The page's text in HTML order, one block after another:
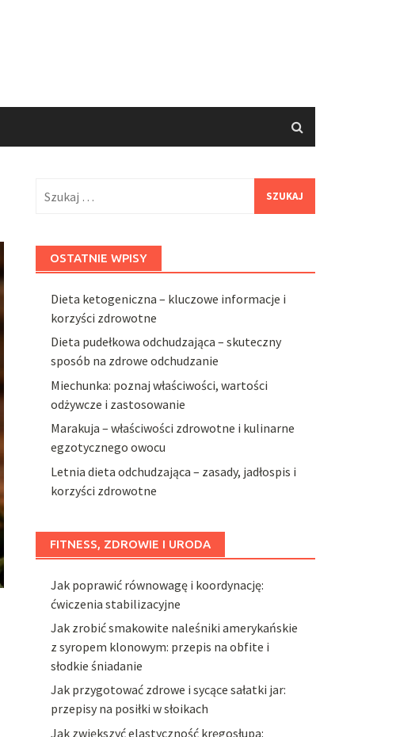
OSTATNIE WPISY
Dieta ketogeniczna – kluczowe informacje i
korzyści zdrowotne
Dieta pudełkowa odchudzająca – skuteczny
sposób na zdrowe odchudzanie
Miechunka: poznaj właściwości, wartości
odżywcze i zastosowanie
Marakuja – właściwości zdrowotne i kulinarne
egzotycznego owocu
Letnia dieta odchudzająca – zasady, jadłospis i
korzyści zdrowotne
FITNESS, ZDROWIE I URODA
Jak poprawić równowagę i koordynację:
ćwiczenia stabilizacyjne
Jak zrobić smakowite naleśniki amerykańskie
z syropem klonowym: przepis na obfite i
słodkie śniadanie
Jak przygotować zdrowe i sycące sałatki jar:
przepisy na posiłki w słoikach
Jak zwiększyć elastyczność kręgosłupa: